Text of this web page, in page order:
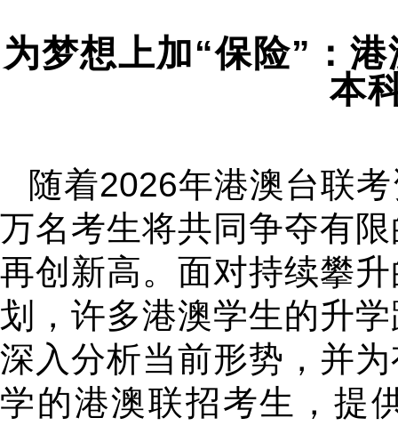
为梦想上加“保险”：
本
随着2026年港澳台联
万名考生将共同争夺有
再创新高。面对持续攀
划，许多港澳学生的升
深入分析当前形势，并
学的港澳联招考生，提